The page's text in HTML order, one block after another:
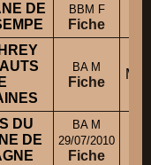
DE
BBM F
Fiche
BA M
Fiche
DU
DE
BA M
29/07/2010
Fiche